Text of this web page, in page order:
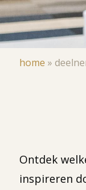
Kruimelpad
home »
Ontdek
inspireren